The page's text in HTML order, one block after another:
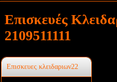
Επισκευές
2109511111
Επισκευες κλειδαριων22